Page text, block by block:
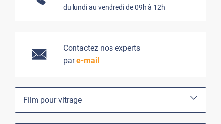
du lundi au vendredi de 09h à 12h
Contactez nos experts
pare-mail
Film pour vitrage